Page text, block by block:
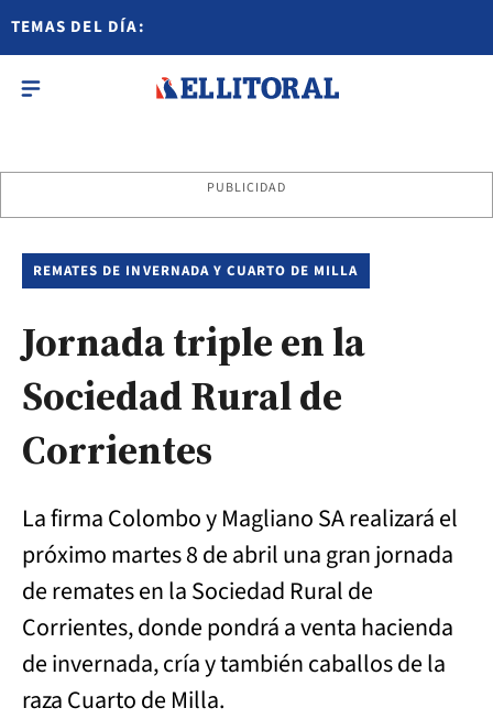
TEMAS DEL DÍA:
PUBLICIDAD
REMATES DE INVERNADA Y CUARTO DE MILLA
Jornada triple en la
Sociedad Rural de
Corrientes
La firma Colombo y Magliano SA realizará el
próximo martes 8 de abril una gran jornada
de remates en la Sociedad Rural de
Corrientes, donde pondrá a venta hacienda
de invernada, cría y también caballos de la
raza Cuarto de Milla.